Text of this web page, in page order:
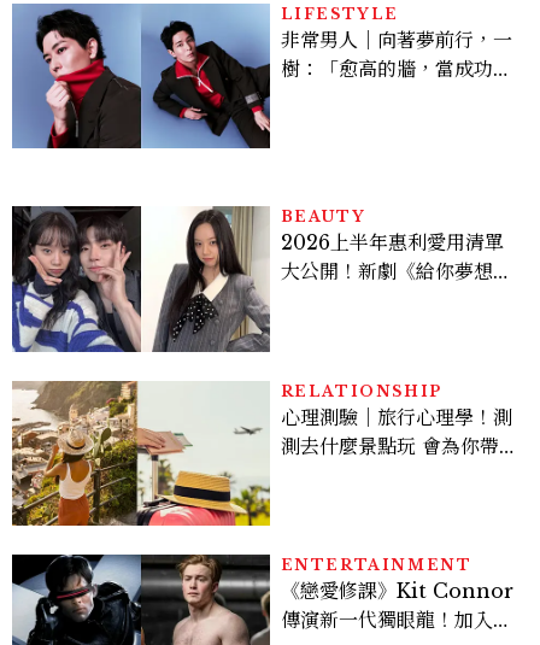
LIFESTYLE
非常男人｜向著夢前行，一
樹：「愈高的牆，當成功爬
BEAUTY
2026上半年惠利愛用清單
大公開！新劇《給你夢想》
RELATIONSHIP
心理測驗｜旅行心理學！測
測去什麼景點玩 會為你帶來
ENTERTAINMENT
《戀愛修課》Kit Connor
傳演新一代獨眼龍！加入新